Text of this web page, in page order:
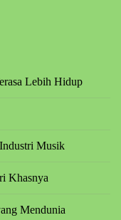
Lebih Hidup
Musik
Khasnya
Mendunia